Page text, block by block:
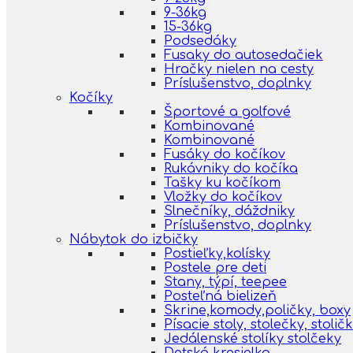
9-36kg
15-36kg
Podsedáky
Fusaky do autosedačiek
Hračky nielen na cesty
Príslušenstvo, doplnky
Kočíky
Športové a golfové
Kombinované
Kombinované
Fusáky do kočíkov
Rukávniky do kočíka
Tašky ku kočíkom
Vložky do kočíkov
Slnečníky, dáždniky
Príslušenstvo, doplnky
Nábytok do izbičky
Postieľky,kolísky
Postele pre deti
Stany, týpí, teepee
Posteľná bielizeň
Skrine,komody,poličky, boxy
Písacie stoly, stolečky,
Jedálenské stolíky stolčeky